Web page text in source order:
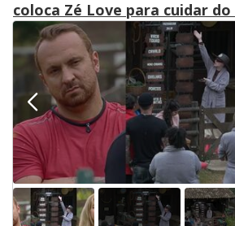
y
V
i
d
M
u
d
o
coloca Zé Love para cuidar do